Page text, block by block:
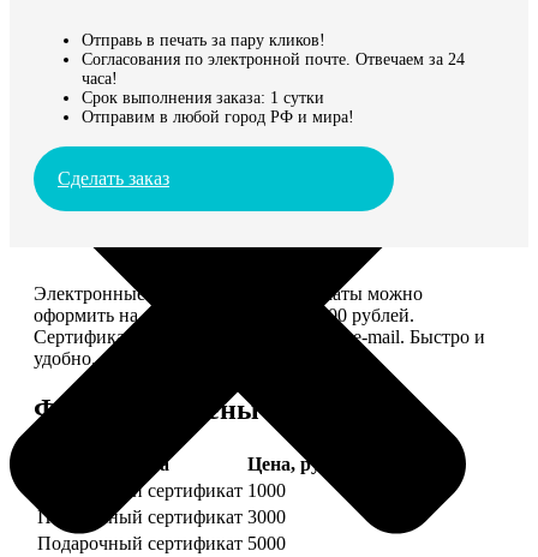
Отправь в печать за пару кликов!
Согласования по электронной почте. Отвечаем за 24
часа!
Срок выполнения заказа: 1 сутки
Отправим в любой город РФ и мира!
Сделать заказ
Электронные подарочные сертификаты можно
оформить на сумму от 1 000 до 25 000 рублей.
Сертификат вы сможете отправить по e-mail. Быстро и
удобно.
Форматы и цены
Услуга
Цена, руб.
Подарочный сертификат 1000
Подарочный сертификат 3000
Подарочный сертификат 5000